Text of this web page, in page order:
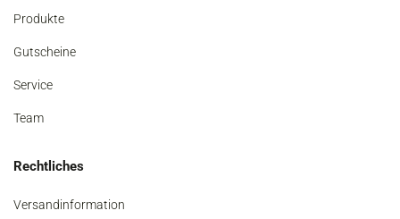
Produkte
Gutscheine
Service
Team
Rechtliches
Versandinformation